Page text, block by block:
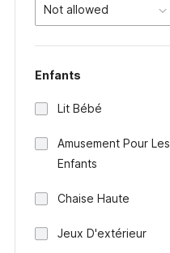
Not allowed
Enfants
Lit Bébé
Amusement Pour Les
Enfants
Chaise Haute
Jeux D'extérieur